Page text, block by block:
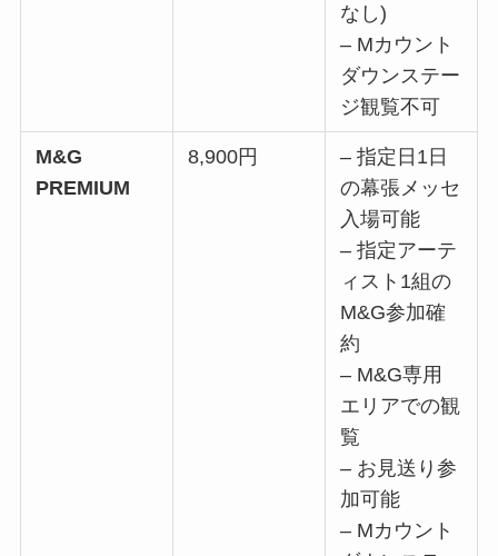
なし)
– Mカウント
ダウンステー
ジ観覧不可
M&G
PREMIUM
8,900円
– 指定日1日
の幕張メッセ
入場可能
– 指定アーテ
ィスト1組の
M&G参加確
約
– M&G専用
エリアでの観
覧
– お見送り参
加可能
– Mカウント